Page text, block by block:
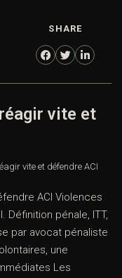
SHARE
vite et
vite et défendre ACI
ACI Violences
Définition pénale, ITT,
par avocat pénaliste
une
Les